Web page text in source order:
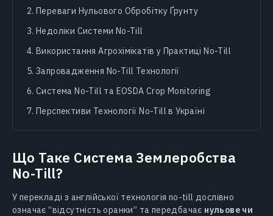
Переваги Нульового Обробітку Ґрунту
Недоліки Системи No-Till
Використання Агрохімікатів у Практиці No-Till
Запровадження No-Till Технології
Система No-Till та EOSDA Crop Monitoring
Перспективи Технології No-Till в Україні
Що Таке Система Землеробства
No-Till?
У перекладі з англійської технологія no-till дослівно
означає “відсутність оранки” та передбачає нульове чи